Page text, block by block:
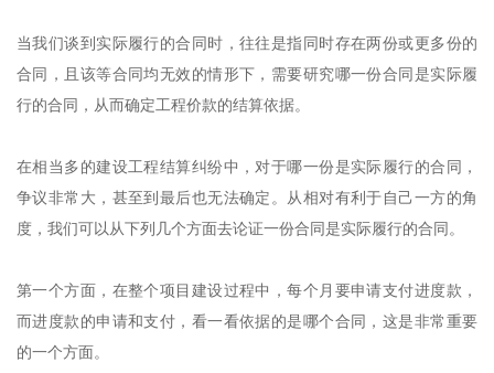
当我们谈到实际履行的合同时，往往是指同时存在两份或更多份的
合同，且该等合同均无效的情形下，需要研究哪一份合同是实际履
行的合同，从而确定工程价款的结算依据。
在相当多的建设工程结算纠纷中，对于哪一份是实际履行的合同，
争议非常大，甚至到最后也无法确定。从相对有利于自己一方的角
度，我们可以从下列几个方面去论证一份合同是实际履行的合同。
第一个方面，在整个项目建设过程中，每个月要申请支付进度款，
而进度款的申请和支付，看一看依据的是哪个合同，这是非常重要
的一个方面。